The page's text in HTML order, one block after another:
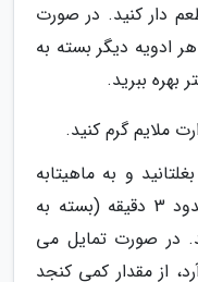
دار کنید. در صورت
ادویه دیگر بسته به
بهره ببرید.
ملایم گرم کنید.
و به ماهیتابه
منتقل نمایید و هر طرف را حدود 3 دقیقه (بسته به
در صورت تمایل می
از مقدار کمی کنجد